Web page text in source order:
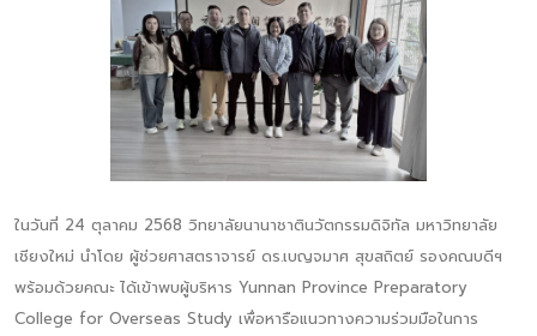
ในวันที่ 24 ตุลาคม 2568 วิทยาลัยนานาชาตินวัตกรรมดิจิทัล มหาวิทยาลัย
เชียงใหม่ นำโดย ผู้ช่วยศาสตราจารย์ ดร.เบญจมาศ สุขสถิตย์ รองคณบดีฯ
พร้อมด้วยคณะ ได้เข้าพบผู้บริหาร Yunnan Province Preparatory
College for Overseas Study เพื่อหารือแนวทางความร่วมมือในการ